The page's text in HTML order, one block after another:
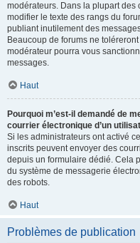
modérateurs. Dans la plupart des
modifier le texte des rangs du
publiant inutilement des
Beaucoup de forums ne
modérateur pourra vous
messages.
Haut
Pourquoi m’est-il demandé de
courrier électronique d’un
Si les administrateurs ont activé
inscrits peuvent envoyer des
depuis un formulaire dédié. Cela
du système de messagerie
des robots.
Haut
Problèmes de publication